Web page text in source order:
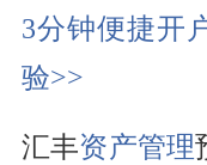
3分钟便捷开
验>>
汇丰资产管理